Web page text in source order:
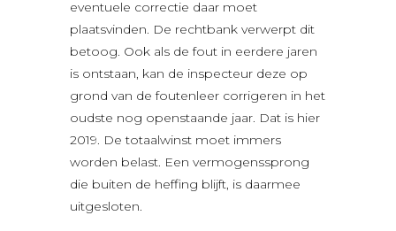
eventuele correctie daar moet
plaatsvinden. De rechtbank verwerpt dit
betoog. Ook als de fout in eerdere jaren
is ontstaan, kan de inspecteur deze op
grond van de foutenleer corrigeren in het
oudste nog openstaande jaar. Dat is hier
2019. De totaalwinst moet immers
worden belast. Een vermogenssprong
die buiten de heffing blijft, is daarmee
uitgesloten.